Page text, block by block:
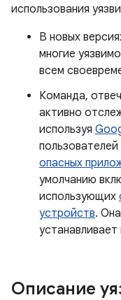
использования
В новых
многие
всем
Команда,
активно
используя
опасных
умолчанию
использующих
устройств.
Описание